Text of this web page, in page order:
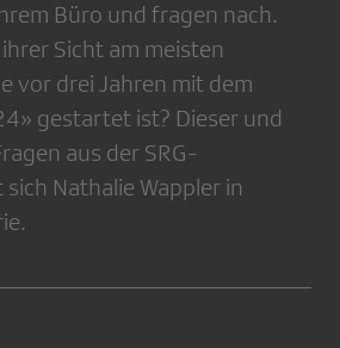
Büro und fragen nach.
Sicht am meisten
vor drei Jahren mit dem
gestartet ist? Dieser und
aus der SRG-
Nathalie Wappler in